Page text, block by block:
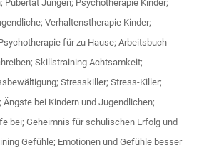
Pubertät Jungen; Psychotherapie Kinder;
Verhaltenstherapie Kinder;
für zu Hause; Arbeitsbuch
Skillstraining Achtsamkeit;
Stresskiller; Stress-Killer;
bei Kindern und Jugendlichen;
bei; Geheimnis für schulischen Erfolg und
Gefühle; Emotionen und Gefühle besser